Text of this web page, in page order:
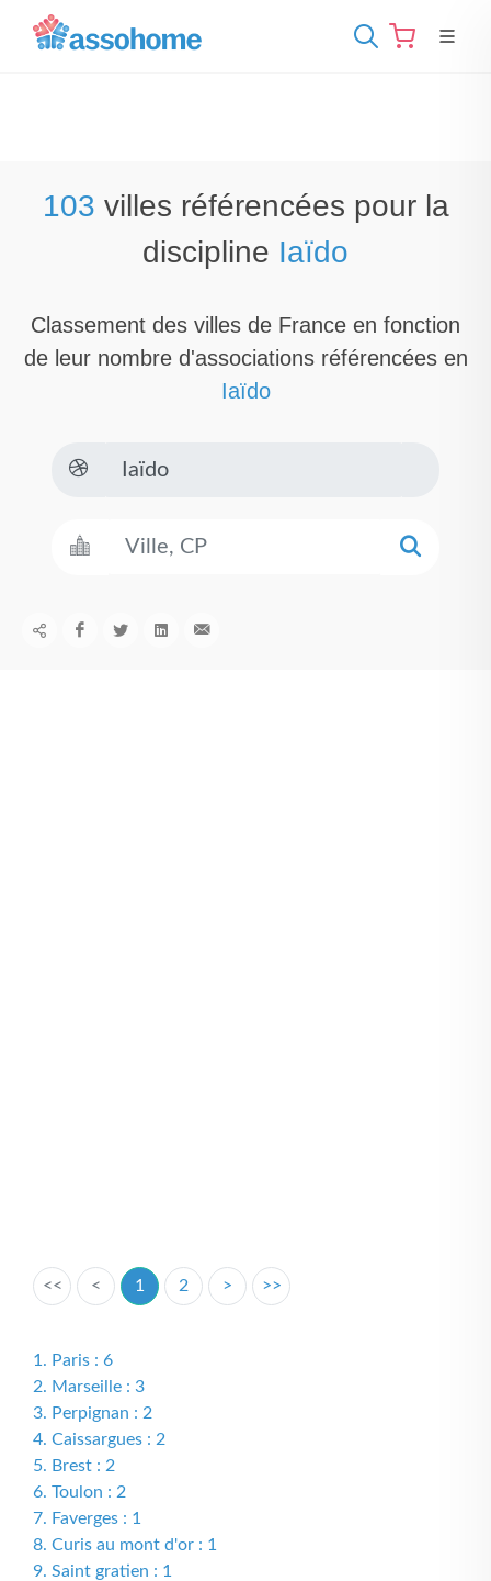
103 villes référencées pour la
discipline Iaïdo
Classement des villes de France en fonction
de leur nombre d'associations référencées en
Iaïdo
<< < 1 2 > >>
1. Paris : 6
2. Marseille : 3
3. Perpignan : 2
4. Caissargues : 2
5. Brest : 2
6. Toulon : 2
7. Faverges : 1
8. Curis au mont d'or : 1
9. Saint gratien : 1